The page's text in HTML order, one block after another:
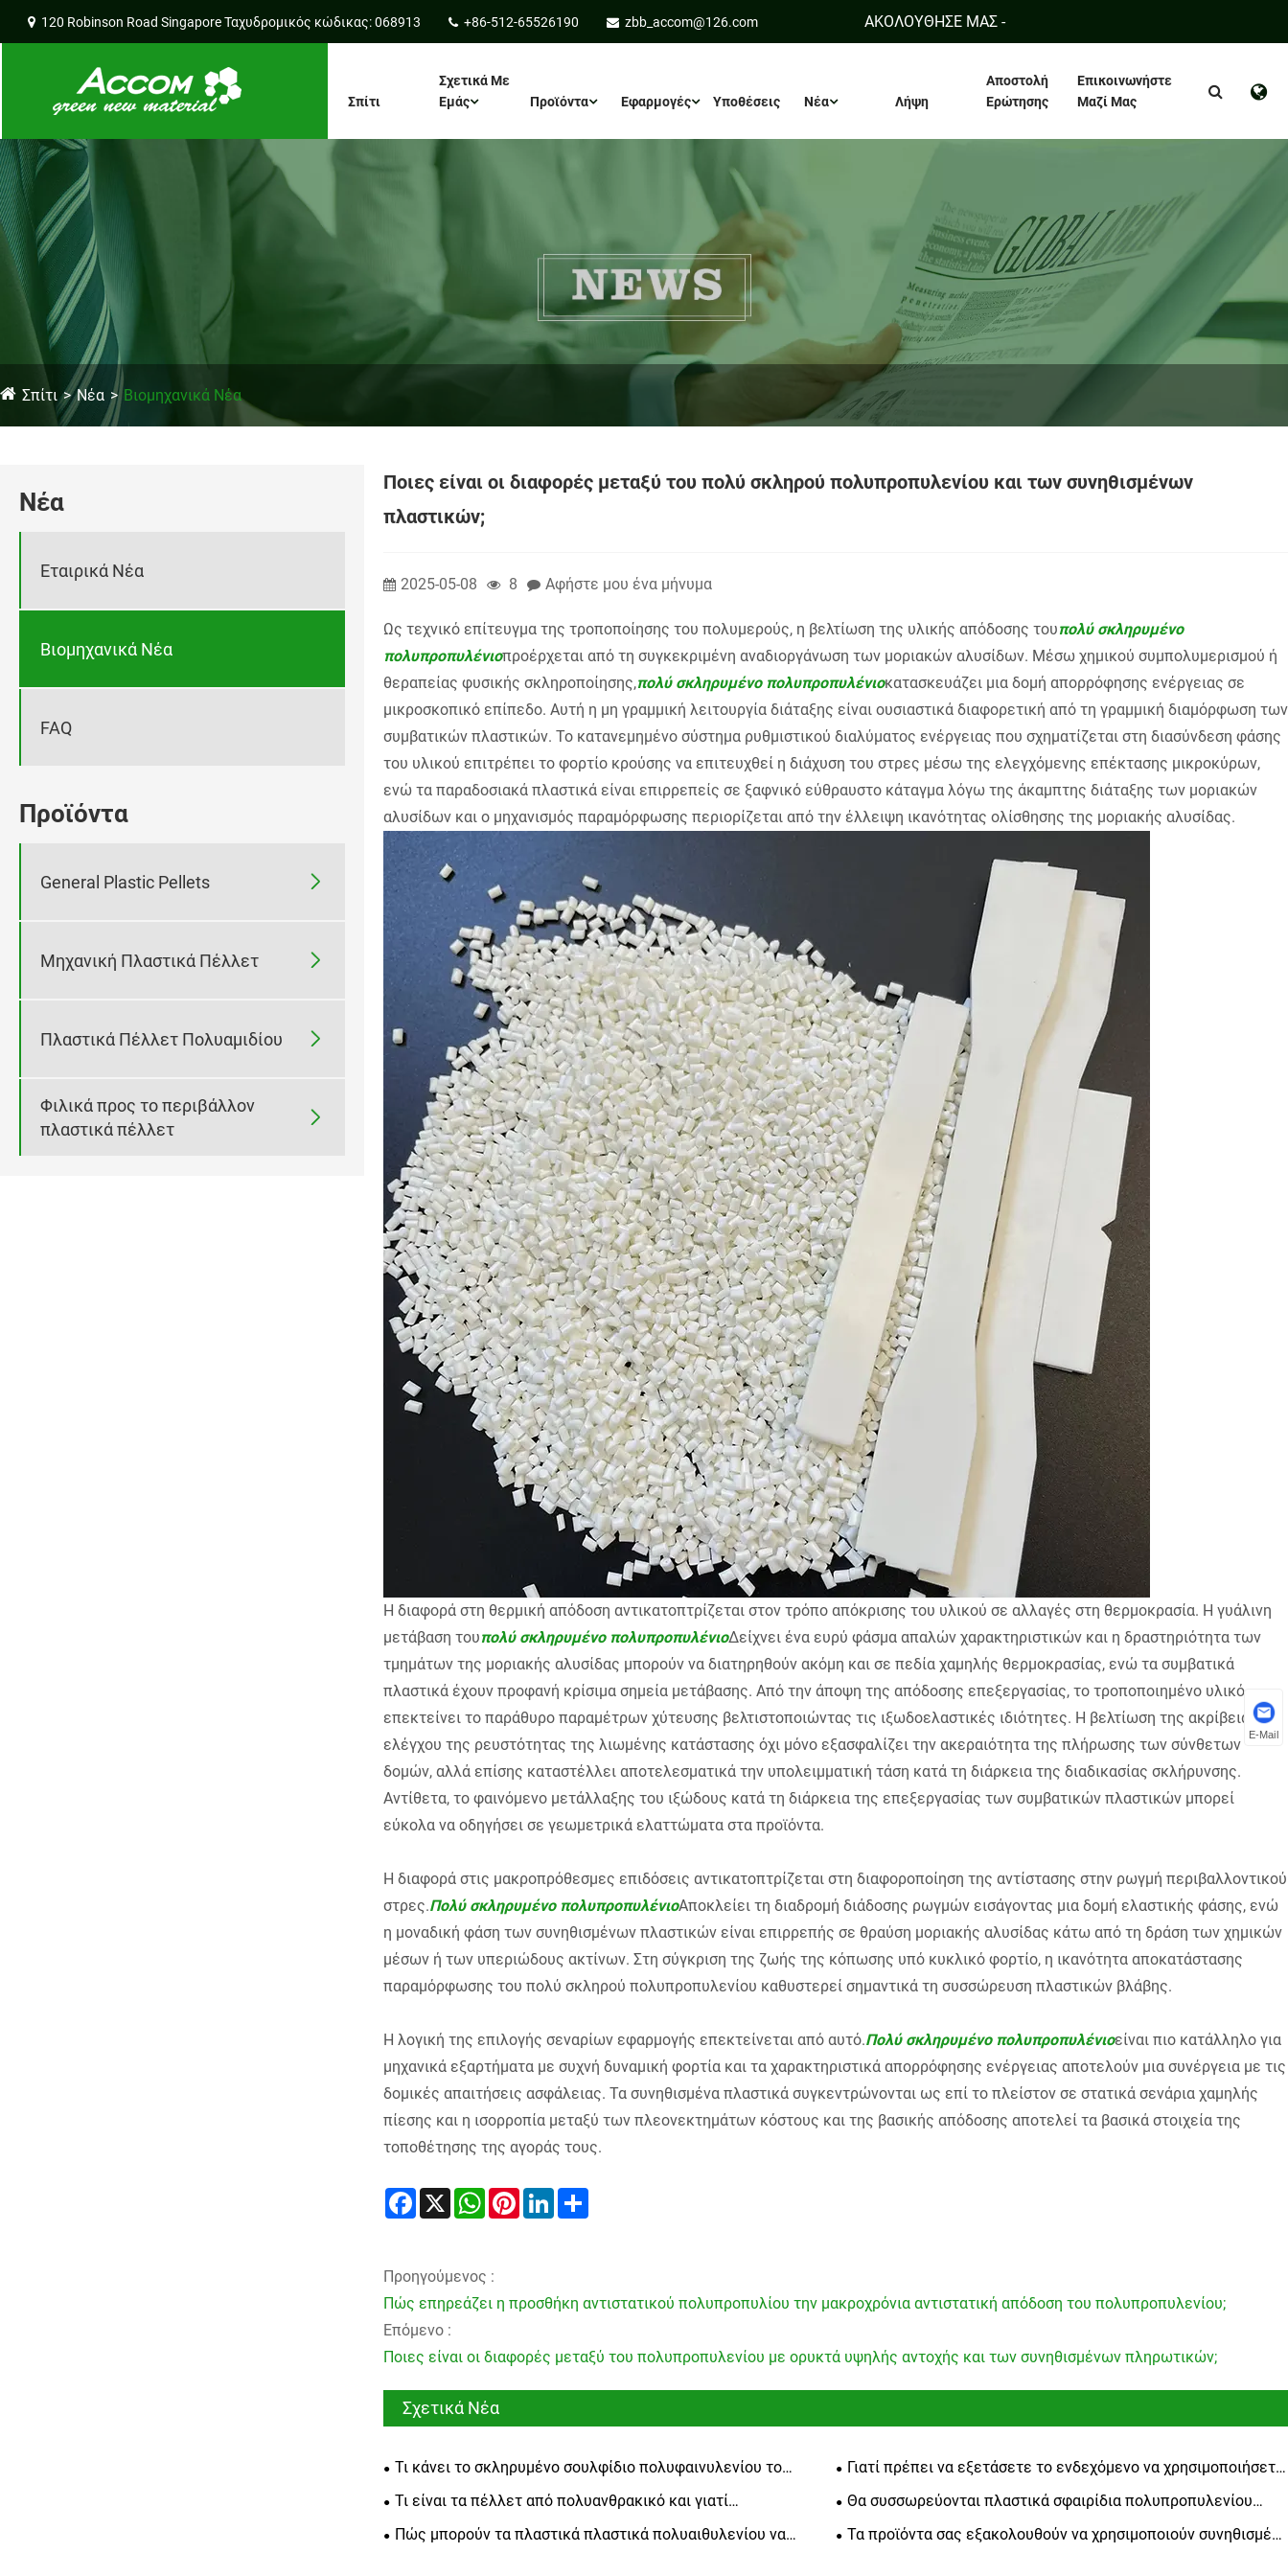
120 Robinson Road Singapore Ταχυδρομικός κώδικας: 068913 +86-512-65526190 zbb_accom@126.com ΑΚΟΛΟΥΘΗΣΕ ΜΑΣ -
Σπίτι
Σχετικά Με
Εμάς
Προϊόντα Εφαρμογές Υποθέσεις Νέα Λήψη
Αποστολή
Ερώτησης
Επικοινωνήστε
Μαζί Μας
Σπίτι Νέα Βιομηχανικά Νέα
Νέα
Εταιρικά Νέα
Βιομηχανικά Νέα
FAQ
Προϊόντα
General Plastic Pellets 
Μηχανική Πλαστικά Πέλλετ 
Πλαστικά Πέλλετ Πολυαμιδίου 
Φιλικά προς το περιβάλλον
πλαστικά πέλλετ

Ποιες είναι οι διαφορές μεταξύ του πολύ σκληρού πολυπροπυλενίου και των συνηθισμένων
πλαστικών;
2025-05-08 8 Αφήστε μου ένα μήνυμα
Ως τεχνικό επίτευγμα της τροποποίησης του πολυμερούς, η βελτίωση της υλικής απόδοσης τουπολύ σκληρυμένο
πολυπροπυλένιοπροέρχεται από τη συγκεκριμένη αναδιοργάνωση των μοριακών αλυσίδων. Μέσω χημικού συμπολυμερισμού ή
θεραπείας φυσικής σκληροποίησης,πολύ σκληρυμένο πολυπροπυλένιοκατασκευάζει μια δομή απορρόφησης ενέργειας σε
μικροσκοπικό επίπεδο. Αυτή η μη γραμμική λειτουργία διάταξης είναι ουσιαστικά διαφορετική από τη γραμμική διαμόρφωση των
συμβατικών πλαστικών. Το κατανεμημένο σύστημα ρυθμιστικού διαλύματος ενέργειας που σχηματίζεται στη διασύνδεση φάσης
του υλικού επιτρέπει το φορτίο κρούσης να επιτευχθεί η διάχυση του στρες μέσω της ελεγχόμενης επέκτασης μικροκύρων,
ενώ τα παραδοσιακά πλαστικά είναι επιρρεπείς σε ξαφνικό εύθραυστο κάταγμα λόγω της άκαμπτης διάταξης των μοριακών
αλυσίδων και ο μηχανισμός παραμόρφωσης περιορίζεται από την έλλειψη ικανότητας ολίσθησης της μοριακής αλυσίδας.
Η διαφορά στη θερμική απόδοση αντικατοπτρίζεται στον τρόπο απόκρισης του υλικού σε αλλαγές στη θερμοκρασία. Η γυάλινη
μετάβαση τουπολύ σκληρυμένο πολυπροπυλένιοΔείχνει ένα ευρύ φάσμα απαλών χαρακτηριστικών και η δραστηριότητα των
τμημάτων της μοριακής αλυσίδας μπορούν να διατηρηθούν ακόμη και σε πεδία χαμηλής θερμοκρασίας, ενώ τα συμβατικά
πλαστικά έχουν προφανή κρίσιμα σημεία μετάβασης. Από την άποψη της απόδοσης επεξεργασίας, το τροποποιημένο υλικό
επεκτείνει το παράθυρο παραμέτρων χύτευσης βελτιστοποιώντας τις ιξωδοελαστικές ιδιότητες. Η βελτίωση της ακρίβειας
ελέγχου της ρευστότητας της λιωμένης κατάστασης όχι μόνο εξασφαλίζει την ακεραιότητα της πλήρωσης των σύνθετων
δομών, αλλά επίσης καταστέλλει αποτελεσματικά την υπολειμματική τάση κατά τη διάρκεια της διαδικασίας σκλήρυνσης.
Αντίθετα, το φαινόμενο μετάλλαξης του ιξώδους κατά τη διάρκεια της επεξεργασίας των συμβατικών πλαστικών μπορεί
εύκολα να οδηγήσει σε γεωμετρικά ελαττώματα στα προϊόντα.
Η διαφορά στις μακροπρόθεσμες επιδόσεις αντικατοπτρίζεται στη διαφοροποίηση της αντίστασης στην ρωγμή περιβαλλοντικού
στρες.Πολύ σκληρυμένο πολυπροπυλένιοΑποκλείει τη διαδρομή διάδοσης ρωγμών εισάγοντας μια δομή ελαστικής φάσης, ενώ
η μοναδική φάση των συνηθισμένων πλαστικών είναι επιρρεπής σε θραύση μοριακής αλυσίδας κάτω από τη δράση των χημικών
μέσων ή των υπεριώδους ακτίνων. Στη σύγκριση της ζωής της κόπωσης υπό κυκλικό φορτίο, η ικανότητα αποκατάστασης
παραμόρφωσης του πολύ σκληρού πολυπροπυλενίου καθυστερεί σημαντικά τη συσσώρευση πλαστικών βλάβης.
Η λογική της επιλογής σεναρίων εφαρμογής επεκτείνεται από αυτό.Πολύ σκληρυμένο πολυπροπυλένιοείναι πιο κατάλληλο για
μηχανικά εξαρτήματα με συχνή δυναμική φορτία και τα χαρακτηριστικά απορρόφησης ενέργειας αποτελούν μια συνέργεια με τις
δομικές απαιτήσεις ασφάλειας. Τα συνηθισμένα πλαστικά συγκεντρώνονται ως επί το πλείστον σε στατικά σενάρια χαμηλής
πίεσης και η ισορροπία μεταξύ των πλεονεκτημάτων κόστους και της βασικής απόδοσης αποτελεί τα βασικά στοιχεία της
τοποθέτησης της αγοράς τους.
Facebook
X WhatsAppPinterestLinkedIn
Προηγούμενος :
Πώς επηρεάζει η προσθήκη αντιστατικού πολυπροπυλίου την μακροχρόνια αντιστατική απόδοση του πολυπροπυλενίου;
Επόμενο :
Ποιες είναι οι διαφορές μεταξύ του πολυπροπυλενίου με ορυκτά υψηλής αντοχής και των συνηθισμένων πληρωτικών;
Σχετικά Νέα
Τι κάνει το σκληρυμένο σουλφίδιο πολυφαινυλενίου το
απόλυτο υλικό για εφαρμογές υψηλής απόδοσης
Γιατί πρέπει να εξετάσετε το ενδεχόμενο να χρησιμοποιήσετε
επιβραδυντικό φλόγας τερεφθαλικό πολυβουτυλένιο για τις
βιομηχανικές σας εφαρμογές
Τι είναι τα πέλλετ από πολυανθρακικό και γιατί
χρησιμοποιούνται τόσο ευρέως σε όλες τις βιομηχανίες
Θα συσσωρεύονται πλαστικά σφαιρίδια πολυπροπυλενίου
μετά από παρατεταμένη αποθήκευση;
Πώς μπορούν τα πλαστικά πλαστικά πολυαιθυλενίου να
Τα προϊόντα σας εξακολουθούν να χρησιμοποιούν συνηθισμένα
E-Mail